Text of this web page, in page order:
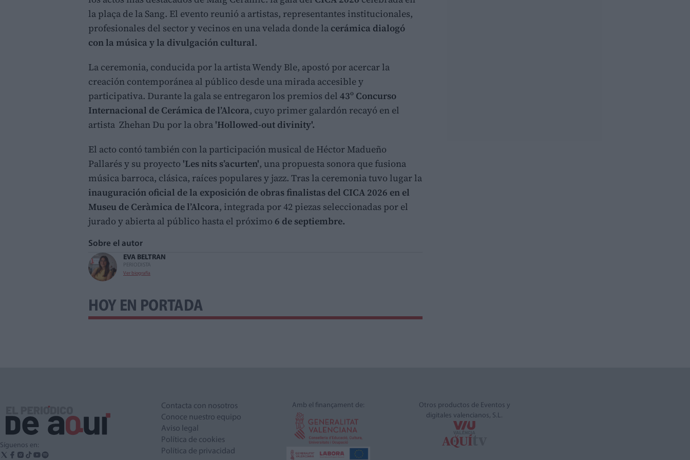
la plaça de la Sang. El evento reunió a artistas, representantes institucionales,
profesionales del sector y vecinos en una velada donde la cerámica dialogó
con la música y la divulgación cultural.
La ceremonia, conducida por la artista Wendy Ble, apostó por acercar la
creación contemporánea al público desde una mirada accesible y
participativa. Durante la gala se entregaron los premios del 43º Concurso
Internacional de Cerámica de l’Alcora, cuyo primer galardón recayó en el
artista Zhehan Du por la obra 'Hollowed-out divinity'.
El acto contó también con la participación musical de Héctor Madueño
Pallarés y su proyecto 'Les nits s’acurten', una propuesta sonora que fusiona
música barroca, clásica, raíces populares y jazz. Tras la ceremonia tuvo lugar la
inauguración oficial de la exposición de obras finalistas del CICA 2026 en el
Museu de Ceràmica de l’Alcora, integrada por 42 piezas seleccionadas por el
jurado y abierta al público hasta el próximo 6 de septiembre.
Sobre el autor
EVA BELTRAN
PERIODISTA
Ver biografía
HOY EN PORTADA
Síguenos en:
Contacta con nosotros
Conoce nuestro equipo
Aviso legal
Política de cookies
Política de privacidad
Amb el finançament de:
Otros productos de Eventos y
digitales valencianos, S.L.